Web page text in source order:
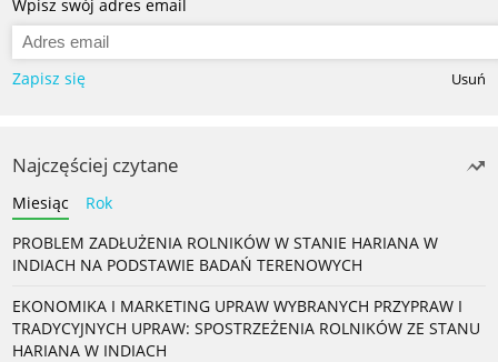
Wpisz swój adres email
Zapisz się Usuń
Najczęściej czytane
Miesiąc
Rok
PROBLEM ZADŁUŻENIA ROLNIKÓW W STANIE HARIANA W
INDIACH NA PODSTAWIE BADAŃ TERENOWYCH
EKONOMIKA I MARKETING UPRAW WYBRANYCH PRZYPRAW I
TRADYCYJNYCH UPRAW: SPOSTRZEŻENIA ROLNIKÓW ZE STANU
HARIANA W INDIACH